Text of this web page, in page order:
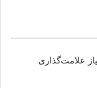
علامت‌گذاری